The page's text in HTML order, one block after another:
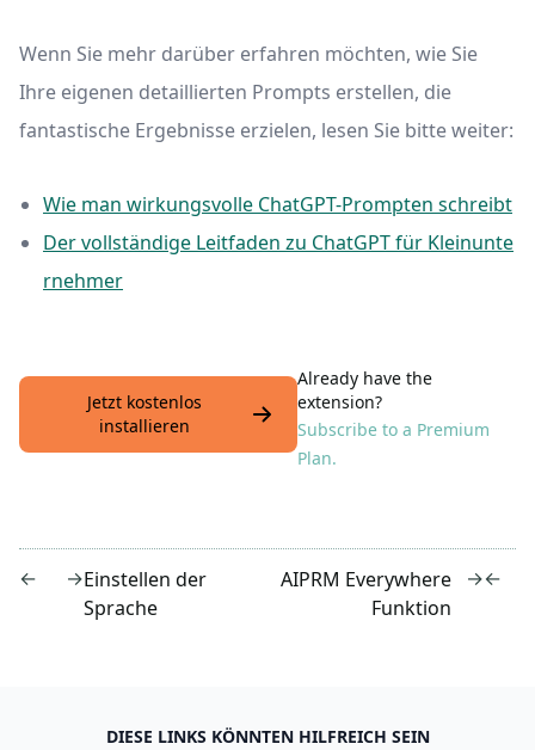
Wenn Sie mehr darüber erfahren möchten, wie Sie
Ihre eigenen detaillierten Prompts erstellen, die
fantastische Ergebnisse erzielen, lesen Sie bitte weiter:
Wie man wirkungsvolle ChatGPT-Prompten schreibt
Der vollständige Leitfaden zu ChatGPT für Kleinunte
rnehmer
Jetzt kostenlos
installieren
Already have the
extension?
Subscribe to a Premium
Plan.
← →Einstellen der
Sprache
AIPRM Everywhere
Funktion
→←
DIESE LINKS KÖNNTEN HILFREICH SEIN